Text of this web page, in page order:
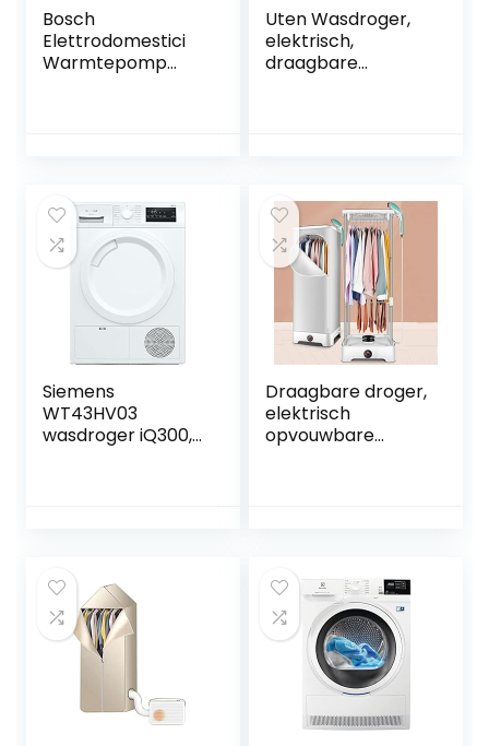
Bosch
Elettrodomestici
Warmtepomp
Uten Wasdroger,
elektrisch,
draagbare
appartementen
Siemens
WT43HV03
wasdroger iQ300,
easyClean filter,
wit, 60 cm
Draagbare droger,
elektrisch
opvouwbare
grote capaciteit
350 liter, met
automatische
timer/snel